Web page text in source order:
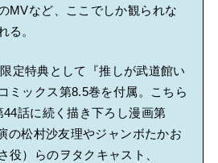
MVなど、ここでしか観られな
る。
定特典として『推しが武道館い
ミックス第8.5巻を付属。こちら
話に続く描き下ろし漫画第
の松村沙友理やジャンボたかお
役）らのヲタクキャスト、